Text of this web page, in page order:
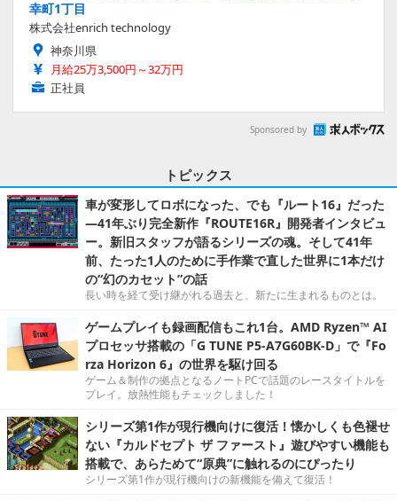
幸町1丁目
株式会社enrich technology
神奈川県
月給25万3,500円～32万円
正社員
Sponsored by
トピックス
車が変形してロボになった、でも『ルート16』だった
―41年ぶり完全新作『ROUTE16R』開発者インタビュ
ー。新旧スタッフが語るシリーズの魂。そして41年
前、たった1人のために手作業で直した世界に1本だけ
の“幻のカセット”の話
長い時を経て受け継がれる過去と、新たに生まれるものとは。
ゲームプレイも録画配信もこれ1台。AMD Ryzen™ AI
プロセッサ搭載の「G TUNE P5-A7G60BK-D」で『Fo
rza Horizon 6』の世界を駆け回る
ゲーム＆制作の拠点となるノートPCで話題のレースタイトルを
プレイ。放熱性能もチェックしました！
シリーズ第1作が現行機向けに復活！懐かしくも色褪せ
ない『カルドセプト ザ ファースト』遊びやすい機能も
搭載で、あらためて“原典”に触れるのにぴったり
シリーズ第1作が現行機向けの新機能を備えて復活！